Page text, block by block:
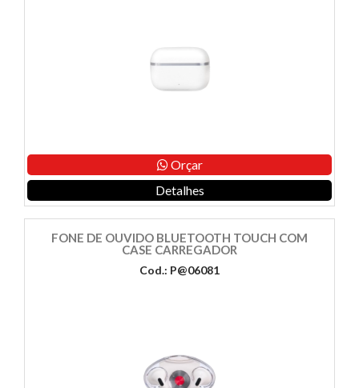
Orçar
Detalhes
FONE DE OUVIDO BLUETOOTH TOUCH COM
CASE CARREGADOR
Cod.: P@06081